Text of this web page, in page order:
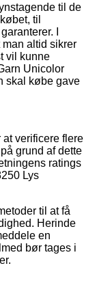
til de
til
I
altid sikrer
vil kunne
Unicolor
skal købe gave
verificere flere
grund af dette
ratings
Lys
til at få
Herinde
en
bør tages i